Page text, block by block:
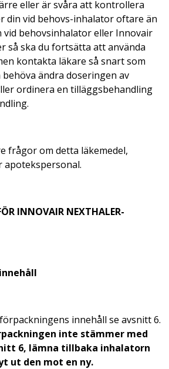
eller är svåra att kontrollera
din vid behovs-inhalator oftare än
vid behovsinhalator eller Innovair
så ska du fortsätta att använda
kontakta läkare så snart som
ändra doseringen av
ordinera en tilläggsbehandling
frågor om detta läkemedel,
apotekspersonal.
INNOVAIR NEXTHALER-
innehåll se avsnitt 6.
inte stämmer med
6, lämna tillbaka inhalatorn
ut den mot en ny.